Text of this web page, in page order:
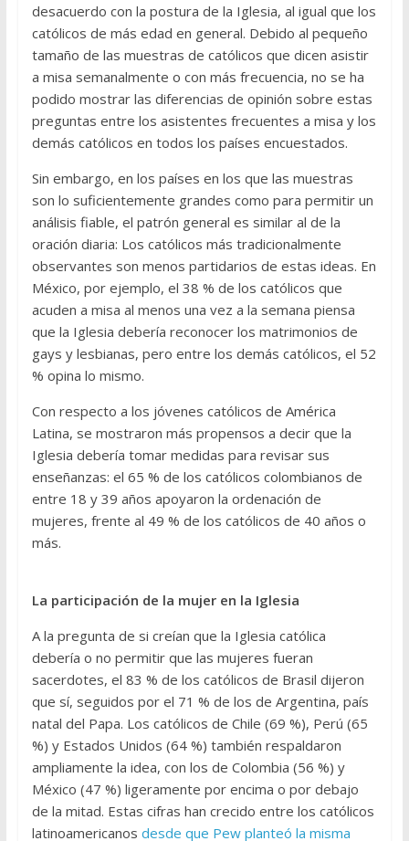
desacuerdo con la postura de la Iglesia, al igual que los
católicos de más edad en general. Debido al pequeño
tamaño de las muestras de católicos que dicen asistir
a misa semanalmente o con más frecuencia, no se ha
podido mostrar las diferencias de opinión sobre estas
preguntas entre los asistentes frecuentes a misa y los
demás católicos en todos los países encuestados.
Sin embargo, en los países en los que las muestras
son lo suficientemente grandes como para permitir un
análisis fiable, el patrón general es similar al de la
oración diaria: Los católicos más tradicionalmente
observantes son menos partidarios de estas ideas. En
México, por ejemplo, el 38 % de los católicos que
acuden a misa al menos una vez a la semana piensa
que la Iglesia debería reconocer los matrimonios de
gays y lesbianas, pero entre los demás católicos, el 52
% opina lo mismo.
Con respecto a los jóvenes católicos de América
Latina, se mostraron más propensos a decir que la
Iglesia debería tomar medidas para revisar sus
enseñanzas: el 65 % de los católicos colombianos de
entre 18 y 39 años apoyaron la ordenación de
mujeres, frente al 49 % de los católicos de 40 años o
más.
La participación de la mujer en la Iglesia
A la pregunta de si creían que la Iglesia católica
debería o no permitir que las mujeres fueran
sacerdotes, el 83 % de los católicos de Brasil dijeron
que sí, seguidos por el 71 % de los de Argentina, país
natal del Papa. Los católicos de Chile (69 %), Perú (65
%) y Estados Unidos (64 %) también respaldaron
ampliamente la idea, con los de Colombia (56 %) y
México (47 %) ligeramente por encima o por debajo
de la mitad. Estas cifras han crecido entre los católicos
latinoamericanos desde que Pew planteó la misma